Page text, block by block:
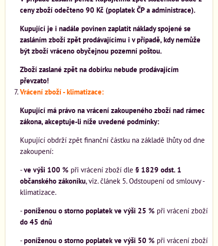
ceny zboží odečteno 90 Kč (poplatek ČP a administrace).
Kupující je i nadále povinen zaplatit náklady spojené se
zasláním zboží zpět prodávajícímu i v případě, kdy nemůže
být zboží vráceno obyčejnou pozemní poštou.
Zboží zaslané zpět na dobírku nebude prodávajícím
převzato!
Vrácení zboží - klimatizace:
Kupující má právo na vrácení zakoupeného zboží nad rámec
zákona, akceptuje-li níže uvedené podmínky:
Kupující obdrží zpět finanční částku na základě lhůty od dne
zakoupení:
-ve výši 100 % při vrácení zboží dle § 1829 odst. 1
občanského zákoníku, viz. článek 5. Odstoupení od smlouvy -
klimatizace.
-poníženou o storno poplatek ve výši 25 % při vrácení zboží
do 45 dnů
-poníženou o storno poplatek ve výši 50 % při vrácení zboží